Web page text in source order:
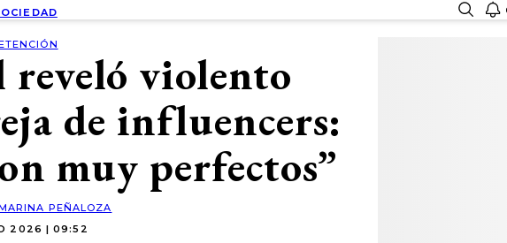
violento
de influencers:
muy perfectos”
PEÑALOZA
2026 | 09:52